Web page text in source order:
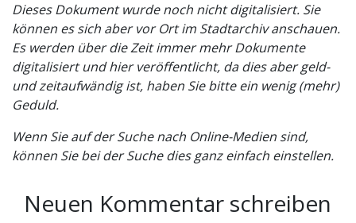
Dieses Dokument wurde noch nicht digitalisiert. Sie
können es sich aber vor Ort im Stadtarchiv anschauen.
Es werden über die Zeit immer mehr Dokumente
digitalisiert und hier veröffentlicht, da dies aber geld-
und zeitaufwändig ist, haben Sie bitte ein wenig (mehr)
Geduld.
Wenn Sie auf der Suche nach Online-Medien sind,
können Sie bei der Suche dies ganz einfach einstellen.
Neuen Kommentar schreiben